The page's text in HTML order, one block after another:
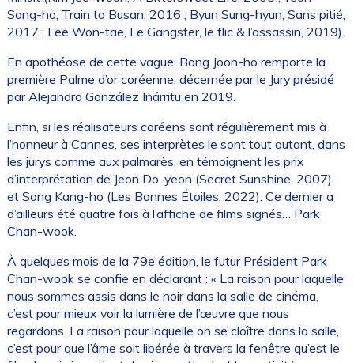
Sang-ho, Train to Busan, 2016 ; Byun Sung-hyun, Sans pitié,
2017 ; Lee Won-tae, Le Gangster, le flic & l’assassin, 2019).
En apothéose de cette vague, Bong Joon-ho remporte la
première Palme d’or coréenne, décernée par le Jury présidé
par Alejandro González Iñárritu en 2019.
Enfin, si les réalisateurs coréens sont régulièrement mis à
l’honneur à Cannes, ses interprètes le sont tout autant, dans
les jurys comme aux palmarès, en témoignent les prix
d’interprétation de Jeon Do-yeon (Secret Sunshine, 2007)
et Song Kang-ho (Les Bonnes Étoiles, 2022). Ce dernier a
d’ailleurs été quatre fois à l’affiche de films signés… Park
Chan-wook.
À quelques mois de la 79e édition, le futur Président Park
Chan-wook se confie en déclarant : « La raison pour laquelle
nous sommes assis dans le noir dans la salle de cinéma,
c’est pour mieux voir la lumière de l’œuvre que nous
regardons. La raison pour laquelle on se cloître dans la salle,
c’est pour que l’âme soit libérée à travers la fenêtre qu’est le